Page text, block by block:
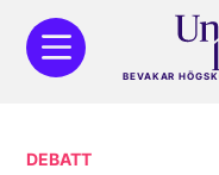
BEVAKAR
DEBATT